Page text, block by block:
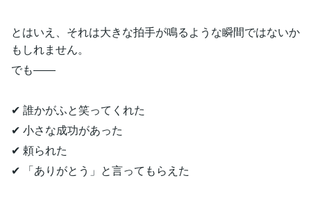
とはいえ、それは大きな拍手が鳴るような瞬間ではないか
もしれません。
でも――
✔ 誰かがふと笑ってくれた
✔ 小さな成功があった
✔ 頼られた
✔ 「ありがとう」と言ってもらえた